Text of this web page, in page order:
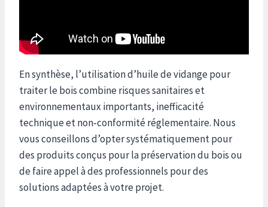
En synthèse, l’utilisation d’huile de vidange pour
traiter le bois combine risques sanitaires et
environnementaux importants, inefficacité
technique et non‑conformité réglementaire. Nous
vous conseillons d’opter systématiquement pour
des produits conçus pour la préservation du bois ou
de faire appel à des professionnels pour des
solutions adaptées à votre projet.